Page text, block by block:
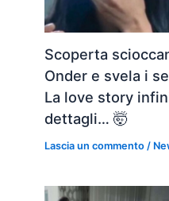
Scoperta
Onder e svela i
La love story
dettagli… 🤯
Lascia un commento /